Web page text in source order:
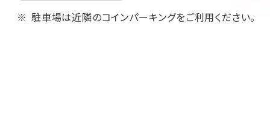
駐車場は近隣のコインパーキングをご利用ください。